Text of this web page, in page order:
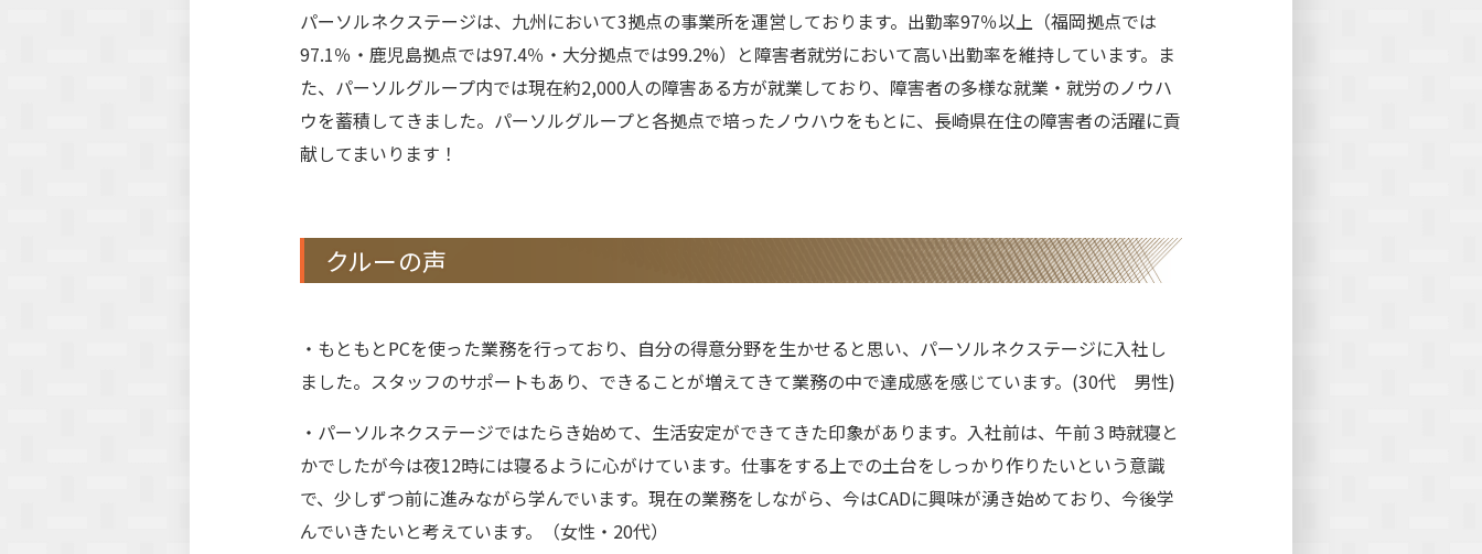
パーソルネクステージは、九州において3拠点の事業所を運営しております。出勤率97％以上（福岡拠点では
97.1％・鹿児島拠点では97.4％・大分拠点では99.2%）と障害者就労において高い出勤率を維持しています。ま
た、パーソルグループ内では現在約2,000人の障害ある方が就業しており、障害者の多様な就業・就労のノウハ
ウを蓄積してきました。パーソルグループと各拠点で培ったノウハウをもとに、長崎県在住の障害者の活躍に貢
献してまいります！
クルーの声
・もともとPCを使った業務を行っており、自分の得意分野を生かせると思い、パーソルネクステージに入社し
ました。スタッフのサポートもあり、できることが増えてきて業務の中で達成感を感じています。(30代 男性)
・パーソルネクステージではたらき始めて、生活安定ができてきた印象があります。入社前は、午前３時就寝と
かでしたが今は夜12時には寝るように心がけています。仕事をする上での土台をしっかり作りたいという意識
で、少しずつ前に進みながら学んでいます。現在の業務をしながら、今はCADに興味が湧き始めており、今後学
んでいきたいと考えています。（女性・20代）